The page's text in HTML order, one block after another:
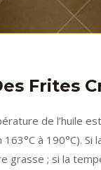
Frites
de l’huile
à 190°C).
; si la